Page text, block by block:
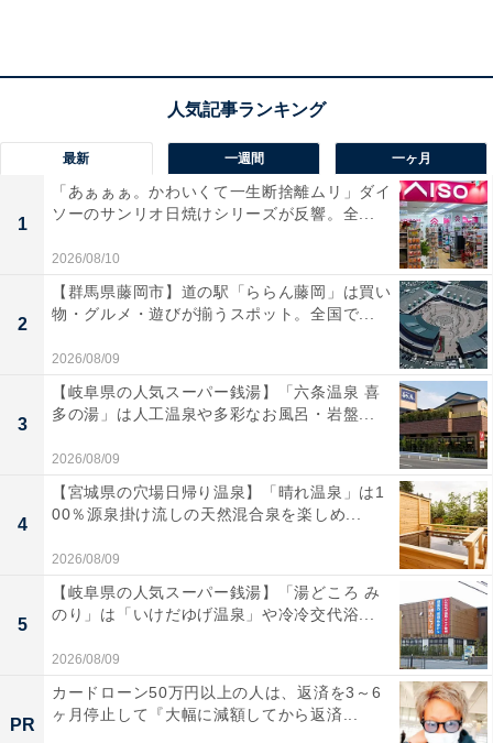
した」「鯛をメインに朝からお腹いっぱい食べれて大満
足なお宿でした」という声があがっています。鳴門海峡
鮮な海の幸と特産品を味わいたい人におすすめの宿で
楽天トラベルの「クーポン祭」とは？
楽天トラベルでは、定期的に「クーポン祭」を開催。人
気の宿やホテルを対象に、宿泊予約で使えるお得な割引
クーポンを配布します。
最新 一週間 一ヶ月
1
「あぁぁぁ。かわいくて一生断捨離ムリ」ダイ
ソーのサンリオ日焼けシリーズが反響。全...
2026/08/10
2
【群馬県藤岡市】道の駅「ららん藤岡」は買い
物・グルメ・遊びが揃うスポット。全国で...
2026/08/09
3
【岐阜県の人気スーパー銭湯】「六条温泉 喜
多の湯」は人工温泉や多彩なお風呂・岩盤...
2026/08/09
4
【宮城県の穴場日帰り温泉】「晴れ温泉」は1
00％源泉掛け流しの天然混合泉を楽しめ...
2026/08/09
5
【岐阜県の人気スーパー銭湯】「湯どころ み
のり」は「いけだゆげ温泉」や冷冷交代浴...
2026/08/09
PR
カードローン50万円以上の人は、返済を3～6
ヶ月停止して『大幅に減額してから返済...